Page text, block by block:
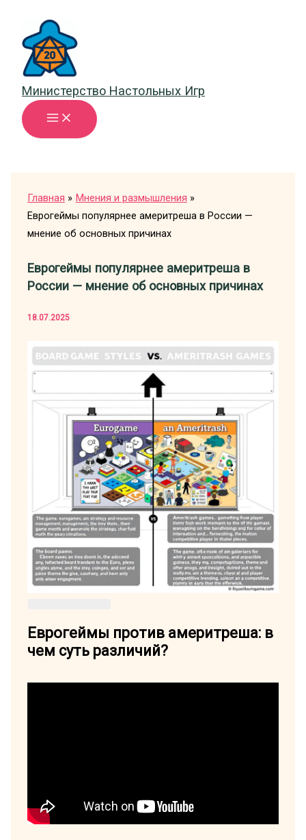
содержимому
Министерство Настольных Игр
Главная
Мнения и размышления
Еврогеймы популярнее америтреша в России —
мнение об основных причинах
Еврогеймы популярнее америтреша в
России — мнение об основных причинах
18.07.2025
Еврогеймы против америтреша: в
чем суть различий?